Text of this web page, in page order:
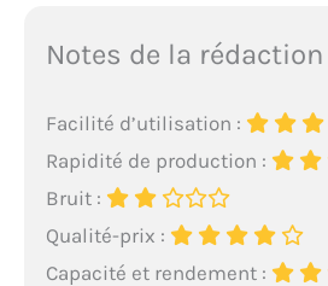
Notes de la
Facilité d’utilisation :
Rapidité de production :
Bruit :
Qualité-prix :
Capacité et rendement :